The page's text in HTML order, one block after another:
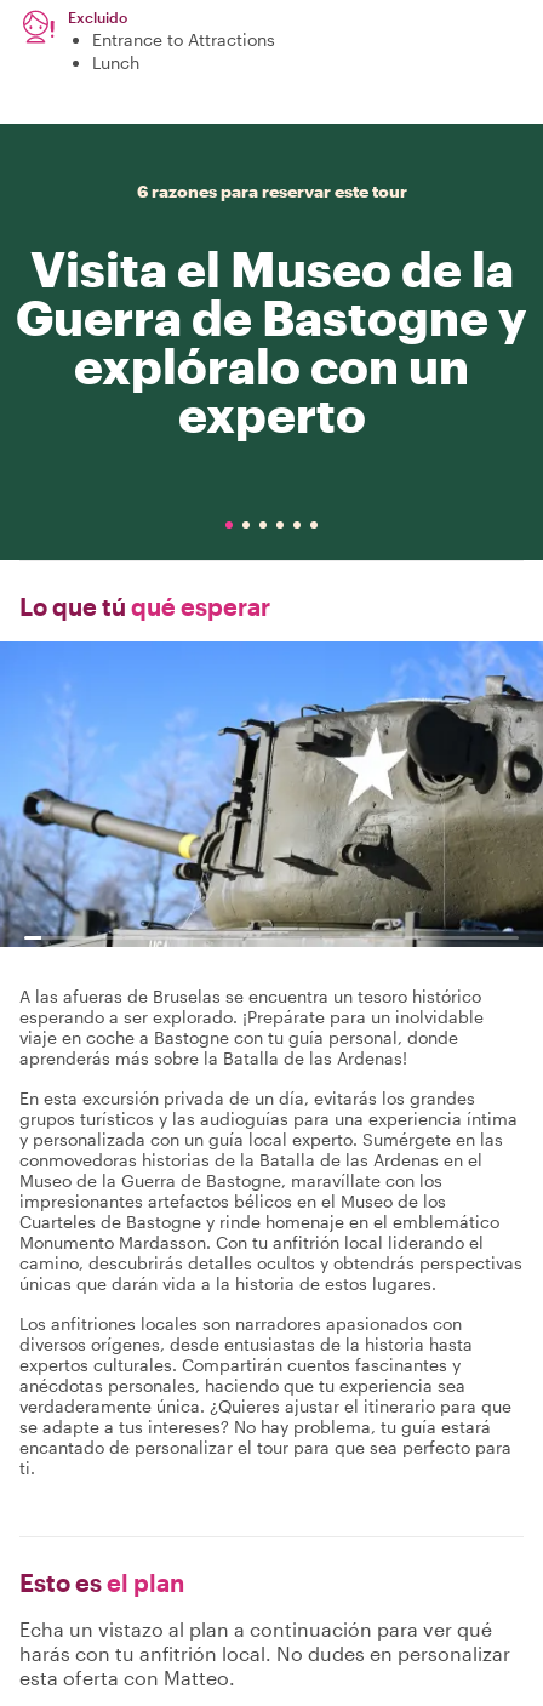
Excluido
Entrance to Attractions
Lunch
6 razones para reservar este tour
Visita el Museo de la
Guerra de Bastogne y
explóralo con un
experto
Lo que tú qué esperar
A las afueras de Bruselas se encuentra un tesoro histórico
esperando a ser explorado. ¡Prepárate para un inolvidable
viaje en coche a Bastogne con tu guía personal, donde
aprenderás más sobre la Batalla de las Ardenas!
En esta excursión privada de un día, evitarás los grandes
grupos turísticos y las audioguías para una experiencia íntima
y personalizada con un guía local experto. Sumérgete en las
conmovedoras historias de la Batalla de las Ardenas en el
Museo de la Guerra de Bastogne, maravíllate con los
impresionantes artefactos bélicos en el Museo de los
Cuarteles de Bastogne y rinde homenaje en el emblemático
Monumento Mardasson. Con tu anfitrión local liderando el
camino, descubrirás detalles ocultos y obtendrás perspectivas
únicas que darán vida a la historia de estos lugares.
Los anfitriones locales son narradores apasionados con
diversos orígenes, desde entusiastas de la historia hasta
expertos culturales. Compartirán cuentos fascinantes y
anécdotas personales, haciendo que tu experiencia sea
verdaderamente única. ¿Quieres ajustar el itinerario para que
se adapte a tus intereses? No hay problema, tu guía estará
encantado de personalizar el tour para que sea perfecto para
ti.
Esto esel plan
Echa un vistazo al plan a continuación para ver qué
harás con tu anfitrión local. No dudes en personalizar
esta oferta con Matteo.